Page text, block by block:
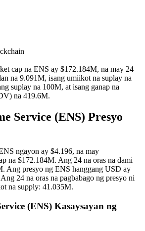
cap na ENS ay $172.184M, na may 24
na 9.091M, isang umiikot na suplay na
suplay na 100M, at isang ganap na
na 419.6M.
Service (ENS) Presyo
ngayon ay $4.196, na may
na $172.184M. Ang 24 na oras na dami
Ang presyo ng ENS hanggang USD ay
Ang 24 na oras na pagbabago ng presyo ni
na supply: 41.035M.
(ENS) Kasaysayan ng